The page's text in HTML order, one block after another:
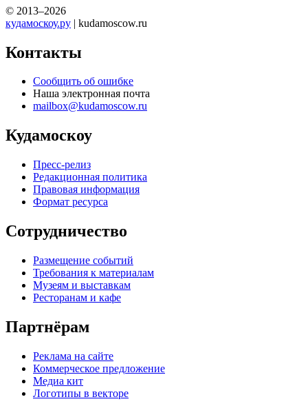
© 2013–2026
кудамоскоу.ру | kudamoscow.ru
Контакты
Сообщить об ошибке
Наша электронная почта
mailbox@kudamoscow.ru
Кудамоскоу
Пресс-релиз
Редакционная политика
Правовая информация
Формат ресурса
Сотрудничество
Размещение событий
Требования к материалам
Музеям и выставкам
Ресторанам и кафе
Партнёрам
Реклама на сайте
Коммерческое предложение
Медиа кит
Логотипы в векторе